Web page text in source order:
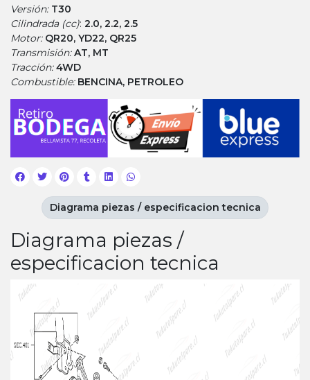
Versión: T30
Cilindrada (cc): 2.0, 2.2, 2.5
Motor: QR20, YD22, QR25
Transmisión:AT, MT
Tracción:4WD
Combustible: BENCINA, PETROLEO
Diagrama piezas /
especificacion tecnica
Diagrama piezas / especificacion tecnica